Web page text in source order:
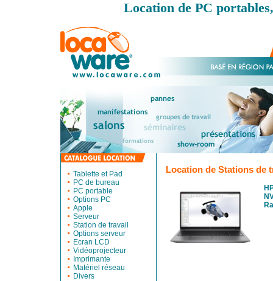
Location de PC
Tablette et Pad
PC de bureau
PC portable
Options PC
Apple
Serveur
Station de travail
Options serveur
Ecran LCD
Vidéoprojecteur
Imprimante
Matériel réseau
Divers
Location de Stations de